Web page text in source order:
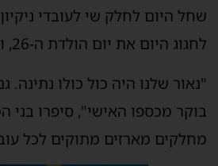
לחגוג היום את יום הולדת ה-26, ולכבודו חולקו 27 מארזים לעובדים, שהתרגשו מאוד.
"נאור שלנו היה כול כולו
בוקר מכספו האישי", סיפרו
מחלקים מארזים מתוקים לכל